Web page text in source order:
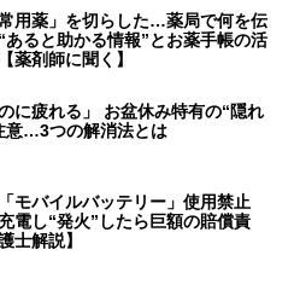
用薬」を切らした…薬局で何を伝
ると助かる情報”とお薬手帳の活
薬剤師に聞く】
のに疲れる」 お盆休み特有の“隠れ
意…3つの解消法とは
モバイルバッテリー」使用禁止
電し“発火”したら巨額の賠償責
士解説】